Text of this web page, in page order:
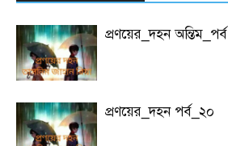
প্রণয়ের_দহন অন্তিম_পর্ব
প্রণয়ের_দহন পর্ব_২০